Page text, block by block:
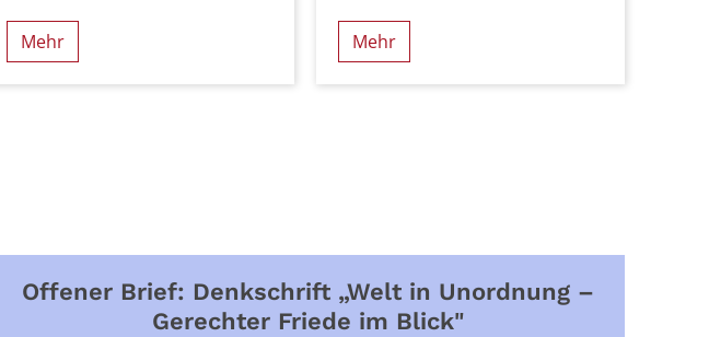
Mehr Mehr
Offener Brief: Denkschrift „Welt in Unordnung –
Gerechter Friede im Blick"